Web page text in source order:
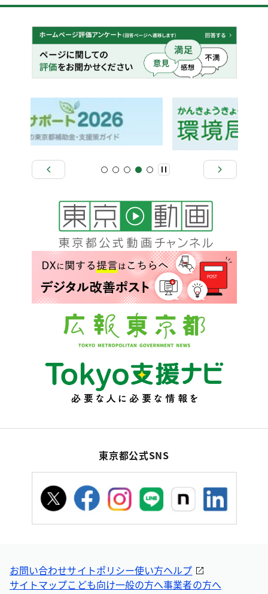
東京都公式SNS
お問い合わせサイトポリシー使い方ヘルプ
サイトマップこども向け一般の方へ事業者の方へ